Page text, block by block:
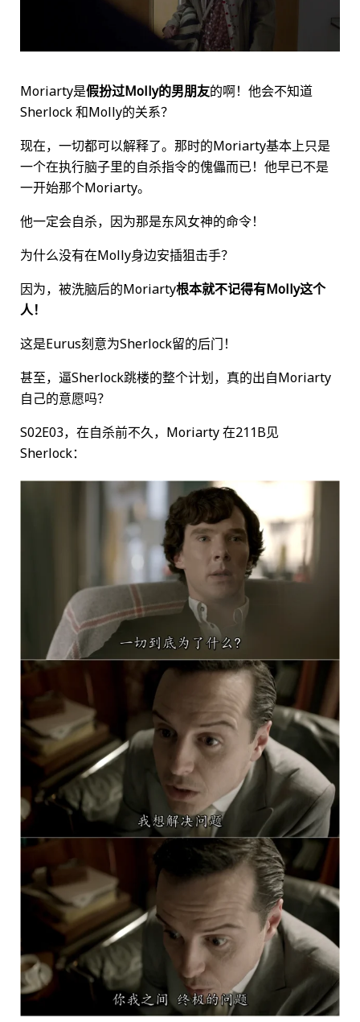
Moriarty是假扮过Molly的男朋友的啊！他会不知道
Sherlock 和Molly的关系？
现在，一切都可以解释了。那时的Moriarty基本上只是
一个在执行脑子里的自杀指令的傀儡而已！他早已不是
一开始那个Moriarty。
他一定会自杀，因为那是东风女神的命令！
为什么没有在Molly身边安插狙击手？
因为，被洗脑后的Moriarty根本就不记得有Molly这个
人！
这是Eurus刻意为Sherlock留的后门！
甚至，逼Sherlock跳楼的整个计划，真的出自Moriarty
自己的意愿吗？
S02E03，在自杀前不久，Moriarty 在211B见
Sherlock：